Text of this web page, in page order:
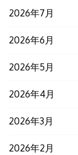
2026年7月
2026年6月
2026年5月
2026年4月
2026年3月
2026年2月